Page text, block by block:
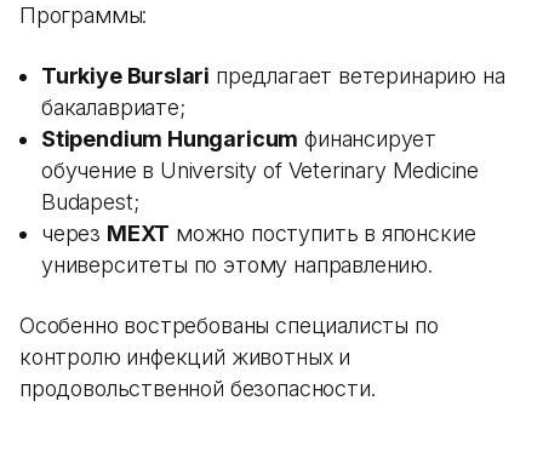
Программы:
Turkiye Burslari предлагает ветеринарию на
бакалавриате;
Stipendium Hungaricum финансирует
обучение в University of Veterinary Medicine
Budapest;
через MEXT можно поступить в японские
университеты по этому направлению.
Особенно востребованы специалисты по
контролю инфекций животных и
продовольственной безопасности.